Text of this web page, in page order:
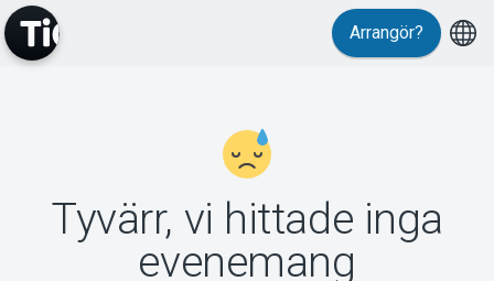
Support
Arrangör?
Tyvärr, vi hittade inga
evenemang